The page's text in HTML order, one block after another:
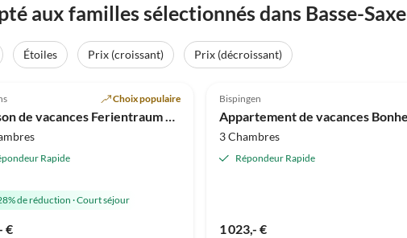
aux familles sélectionnés dans Basse-Saxe
Étoiles Prix (croissant) Prix (décroissant)
Meilleure
Annonce
Choix populaire
Maison de vacances Ferientraum Tossens 101 Rieck-Petri
Rapide
de réduction ·Court séjour
€
Bispingen
3 Chambres
Répondeur Rapide
1 023,- €